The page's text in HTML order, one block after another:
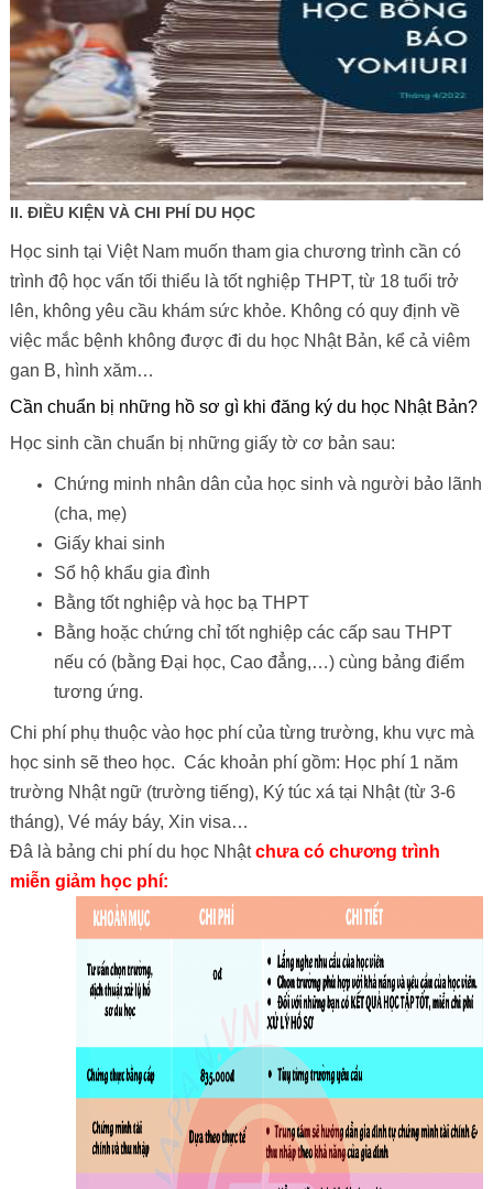
II. ĐIỀU KIỆN VÀ CHI PHÍ DU HỌC
Học sinh tại Việt Nam muốn tham gia chương trình cần có
trình độ học vấn tối thiểu là tốt nghiệp THPT, từ 18 tuổi trở
lên, không yêu cầu khám sức khỏe. Không có quy định về
việc mắc bệnh không được đi du học Nhật Bản, kể cả viêm
gan B, hình xăm…
Cần chuẩn bị những hồ sơ gì khi đăng ký du học Nhật Bản?
Học sinh cần chuẩn bị những giấy tờ cơ bản sau:
Chứng minh nhân dân của học sinh và người bảo lãnh
(cha, mẹ)
Giấy khai sinh
Sổ hộ khẩu gia đình
Bằng tốt nghiệp và học bạ THPT
Bằng hoặc chứng chỉ tốt nghiệp các cấp sau THPT
nếu có (bằng Đại học, Cao đẳng,…) cùng bảng điểm
tương ứng.
Chi phí phụ thuộc vào học phí của từng trường, khu vực mà
học sinh sẽ theo học. Các khoản phí gồm: Học phí 1 năm
trường Nhật ngữ (trường tiếng), Ký túc xá tại Nhật (từ 3-6
tháng), Vé máy báy, Xin visa…
Đâ là bảng chi phí du học Nhậtchưa có chương trình
miễn giảm học phí: